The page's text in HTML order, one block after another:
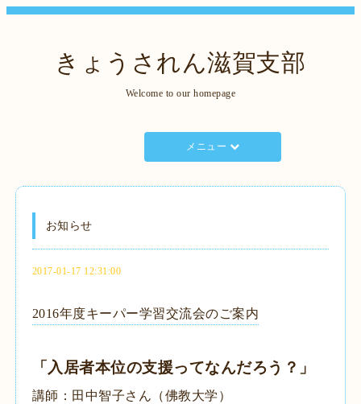
きょうされん滋賀支部
Welcome to our homepage
メニュー
お知らせ
2017-01-17 12:31:00
2016年度キーパー学習交流会のご案内
「入居者本位の支援ってなんだろう？」
講師：田中智子さん（佛教大学）